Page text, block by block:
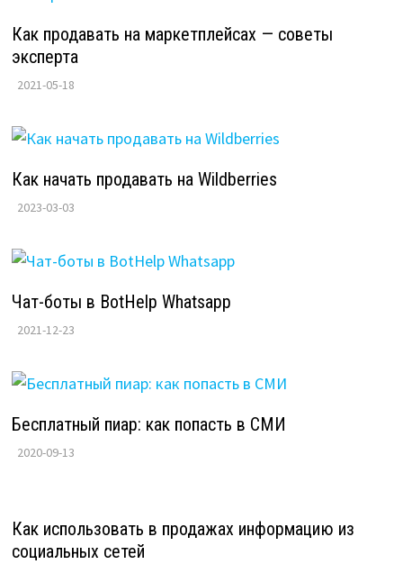
Как продавать на маркетплейсах — советы
эксперта
2021-05-18
Как начать продавать на Wildberries
2023-03-03
Чат-боты в BotHelp Whatsapp
2021-12-23
Бесплатный пиар: как попасть в СМИ
2020-09-13
Как использовать в продажах информацию из
социальных сетей